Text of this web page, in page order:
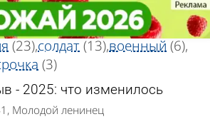
статей
(23)солдат(13)военный (6)
(3)
- 2025: что изменилось
Молодой ленинец